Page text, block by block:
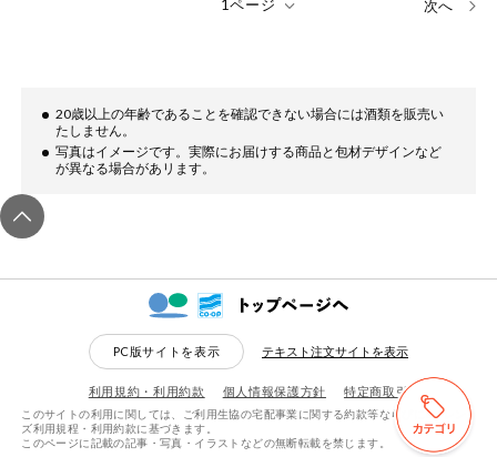
リセットする
次へ
20歳以上の年齢であることを確認できない場合には酒類を販売い
たしません。
写真はイメージです。実際にお届けする商品と包材デザインなど
が異なる場合があリます。
PC版サイトを表示 テキスト注文サイトを表示
利用規約・利用約款 個人情報保護方針 特定商取引
このサイトの利用に関しては、ご利用生協の宅配事業に関する約款等ならびにeフレン
ズ利用規程・利用約款に基づきます。
このページに記載の記事・写真・イラストなどの無断転載を禁じます。